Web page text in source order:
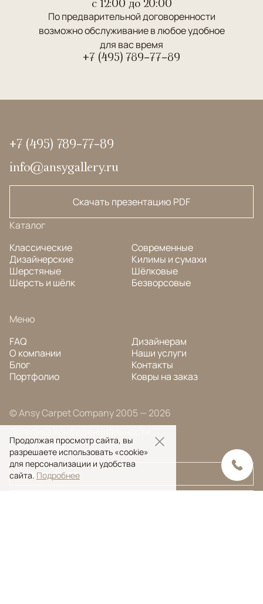
c 12:00 до 20:00
По предварительной договоренности
возможно обслуживание в любое удобное
для вас время
+7 (495) 789-77-89
+7 (495) 789-77-89
info@ansygallery.ru
Скачать презентацию PDF
Каталог
Классические
Дизайнерские
Шерстяные
Шерсть и шёлк
Современные
Килимы и сумахи
Шёлковые
Безворсовые
Меню
FAQ
О компании
Блог
Портфолио
Дизайнерам
Наши услуги
Контакты
Ковры на заказ
© Ansy Carpet Company 2005 — 2026
Поиск ковра
Продолжая просмотр сайта, вы
разрешаете использовать «cookie»
для персонализации и удобства
сайта. Подробнее